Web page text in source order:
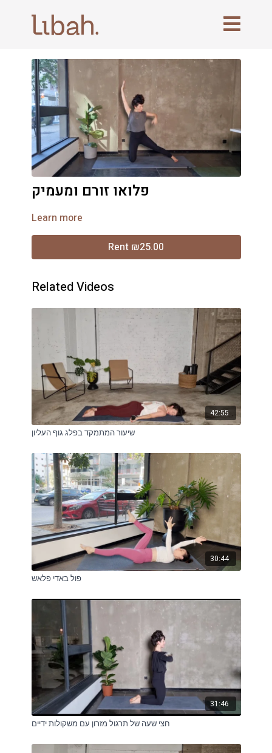
פלואו זורם ומעמיק
Learn more
Rent ₪25.00
Related Videos
42:55
שיעור המתמקד בפלג גוף העליון
30:44
פול באדי פלאש
31:46
חצי שעה של תרגול מזרון עם משקולות ידיים